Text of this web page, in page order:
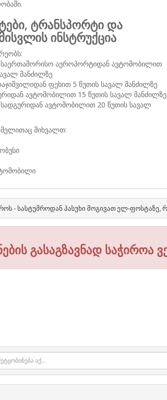
ტრანსპორტი და
ინსტრუქცია
აეროპორტიდან ავტომობილით
მანძილზე
ფეხით 5 წუთის სავალ მანძილზე
ავტომობილით 15 წუთის სავალ მანძილზე
სადგურიდან ავტომობილით 20 წუთის სავალ
მიხვალთ:
- სასტუმროდან პასუხი მოგივათ ელ-
გასაგზავნად საჭიროა